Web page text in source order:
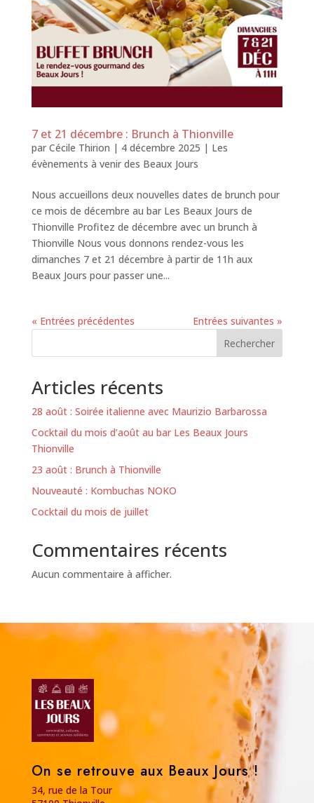
7 et 21 décembre : Brunch à Thionville
par Cécile Thirion | 4 décembre 2025 | Les
évènements à venir des Beaux Jours
Nous accueillons deux nouvelles dates de brunch pour
ce mois de décembre au bar Les Beaux Jours de
Thionville Profitez de décembre avec un brunch à
Thionville Nous vous donnons rendez-vous les
dimanches 7 et 21 décembre à partir de 11h aux
Beaux Jours pour passer une...
« Entrées précédentes
Entrées suivantes »
Rechercher
Articles récents
28 août : Soirée italienne avec Maurizio Barbarossa
Cocktail du mois d’août au bar Les Beaux Jours
Thionville
23 août : Brunch à Thionville
Nouveauté : Kombuchas NOKO
Cocktail du mois de juillet
Commentaires récents
Aucun commentaire à afficher.
On se retrouve aux Beaux Jours !
34, rue de la Tour